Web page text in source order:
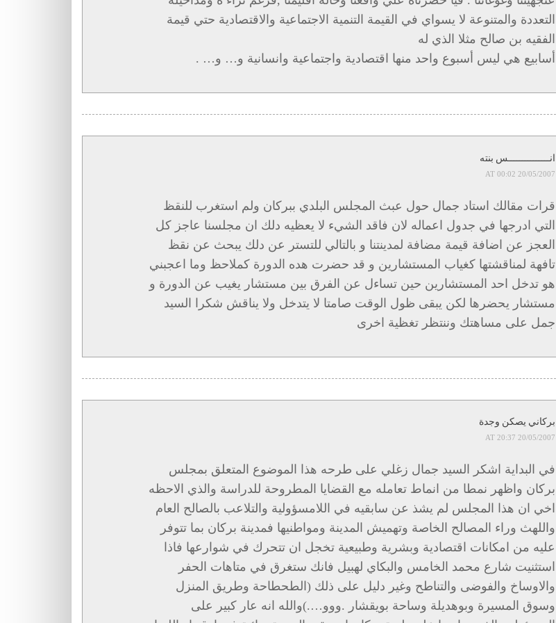
التعددة والمتنوعة لا يسواي في القيمة التنمية الاجتماعية والاقتصادية حتي قيمة
الفقيه بن صالح مثلا الذي له
أسابيع هي ليس أسبوع واحد منها اقتصادية واجتماعية وانسانية و… و… .
انـــــــــــــــس بنته
20/05/2007 AT 00:02
قرات مقالك استاد جمال حول عبث المجلس البلدي ببركان ولم استغرب للنقظ
التي ادرجها في جدول اعماله لان فاقد الشيء لا يعظيه دلك ان مجلسنا عاجز كل
العجز عن اضافة قيمة مضافة لمدينتنا و بالتالي للتستر عن دلك يبحث عن نقظ
تافهة لمناقشتها كغياب المستشارين و قد حضرت هده الدورة كملاحظ وما اعجبني
هو تدخل احد المستشارين حين تساءل عن الفرق بين مستشار يغيب عن الدورة و
مستشار يحضرها لكن يبقى ظول الوقت صامتا لا يتدخل ولا يناقش شكرا السيد
جمل على مساهتك وننتظر تغظية اخرى
بركاني يصكن وجدة
20/05/2007 AT 20:37
في البداية اشكر السيد جمال زغلي على طرحه هذا الموضوع المتعلق بمجلس
بركان واظهر نمطا من انماط تعامله مع القضايا المطروحة للدراسة والذي الاحظه
اخي ان هذا المجلس لم يشذ عن سابقيه في اللامسؤولية والتلاعب بالصالح العام
واللهث وراء المصالح الخاصة وتهميش المدينة ومواطنيها فمدينة بركان بما تتوفر
عليه من امكانات اقتصادية وبشرية وطبيعية تخجل ان تتحرك في شوارعها فاذا
استثنيت شارع محمد الخامس والبكاي لهبيل فانك ستغرق في متاهات الحفر
والاوساخ والفوضى والتناطح وغير دليل على ذلك (الطحطاحة وطريق المنزل
وسوق المسيرة وبوهديلة وساحة بويقشار .ووو….)والله انه عار كبير على